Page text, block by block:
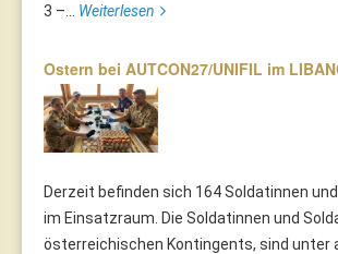
3 –... Weiterlesen
Ostern bei AUTCON27/UNIFIL im
Derzeit befinden sich 164 Soldatinnen
im Einsatzraum. Die Soldatinnen und
österreichischen Kontingents, sind unter